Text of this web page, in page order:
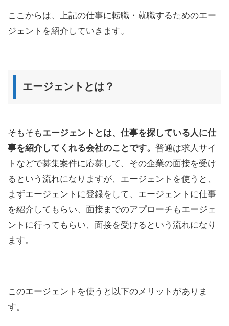
ここからは、上記の仕事に転職・就職するためのエー
ジェントを紹介していきます。
エージェントとは？
そもそもエージェントとは、仕事を探している人に仕
事を紹介してくれる会社のことです。 普通は求人サイ
トなどで募集案件に応募して、その企業の面接を受け
るという流れになりますが、エージェントを使うと、
まずエージェントに登録をして、エージェントに仕事
を紹介してもらい、面接までのアプローチもエージェ
ントに行ってもらい、面接を受けるという流れになり
ます。
このエージェントを使うと以下のメリットがありま
す。